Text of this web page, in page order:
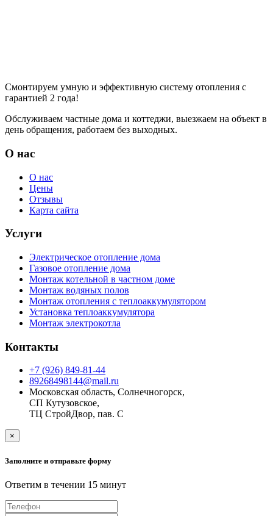
Смонтируем умную и эффективную систему отопления с
гарантией 2 года!
Обслуживаем частные дома и коттеджи, выезжаем на объект в
день обращения, работаем без выходных.
О нас
О нас
Цены
Отзывы
Карта сайта
Услуги
Электрическое отопление дома
Газовое отопление дома
Монтаж котельной в частном доме
Монтаж водяных полов
Монтаж отопления с теплоаккумулятором
Установка теплоаккумулятора
Монтаж электрокотла
Контакты
+7 (926) 849-81-44
89268498144@mail.ru
Московская область, Солнечногорск,
СП Кутузовское,
ТЦ СтройДвор, пав. С
×
Заполните и отправьте форму
Ответим в течении 15 минут